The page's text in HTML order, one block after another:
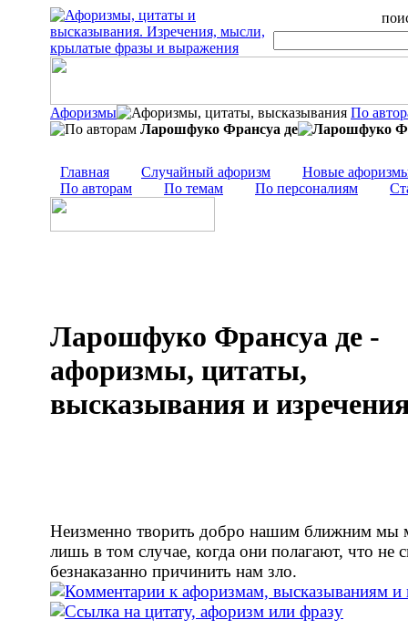
Афоризмы
По
Ларошфуко Франсуа де
Главная Случайный афоризм
Новые
По авторам
По темам По персоналиям
Ларошфуко Франсуа де -
афоризмы, цитаты,
высказывания и
Неизменно творить добро нашим ближним мы
лишь в том случае, когда они полагают, что не
безнаказанно причинить нам зло.